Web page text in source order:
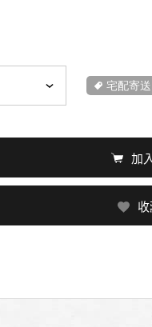
宅配寄送
加